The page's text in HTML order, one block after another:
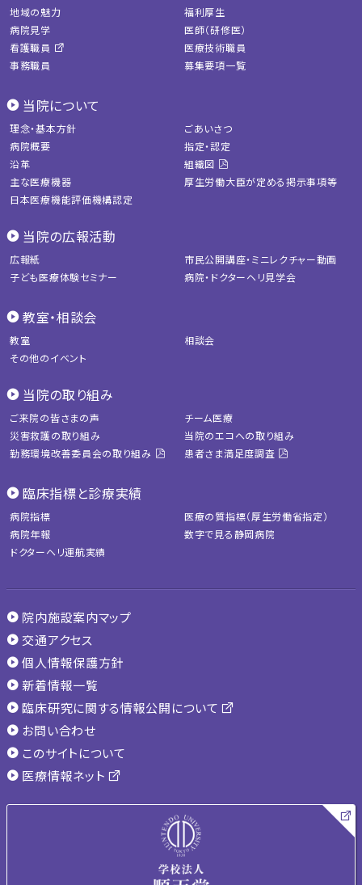
地域の魅力
福利厚生
病院見学
医師（研修医）
看護職員
医療技術職員
事務職員
募集要項一覧
当院について
理念・基本方針
ごあいさつ
病院概要
指定・認定
沿革
組織図
主な医療機器
厚生労働大臣が定める掲示事項等
日本医療機能評価機構認定
当院の広報活動
広報紙
市民公開講座・ミニレクチャー動画
子ども医療体験セミナー
病院・ドクターヘリ見学会
教室・相談会
教室
相談会
その他のイベント
当院の取り組み
ご来院の皆さまの声
チーム医療
災害救護の取り組み
当院のエコへの取り組み
勤務環境改善委員会の取り組み
患者さま満足度調査
臨床指標と診療実績
病院指標
医療の質指標（厚生労働省指定）
病院年報
数字で見る静岡病院
ドクターヘリ運航実績
院内施設案内マップ
交通アクセス
個人情報保護方針
新着情報一覧
臨床研究に関する情報公開について
お問い合わせ
このサイトについて
医療情報ネット